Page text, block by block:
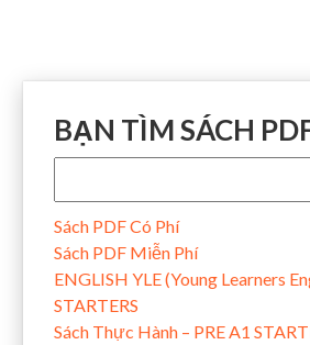
BẠN TÌM SÁCH
Sách PDF Có Phí
Sách PDF Miễn Phí
ENGLISH YLE (Young Learners
STARTERS
Sách Thực Hành – PRE A1